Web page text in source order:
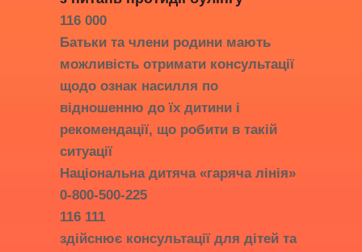
116 000
Батьки та члени родини мають
можливість отримати консультації
щодо ознак насилля по
відношенню до їх дитини і
рекомендації, що робити в такій
ситуації
Національна дитяча «гаряча лінія»
0-800-500-225
116 111
здійснює консультації для дітей та